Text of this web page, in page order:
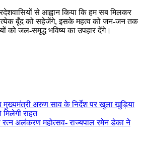
से आह्वान किया कि हम सब मिलकर
बूँद को सहेजेंगे, इसके महत्व को जन-जन तक
को जल-समृद्ध भविष्य का उपहार देंगे।
मुख्यमंत्री अरुण साव के निर्देश पर खुला खुड़िया
राहत
रत्न अलंकरण महोत्सव- राज्यपाल रमेन डेका ने